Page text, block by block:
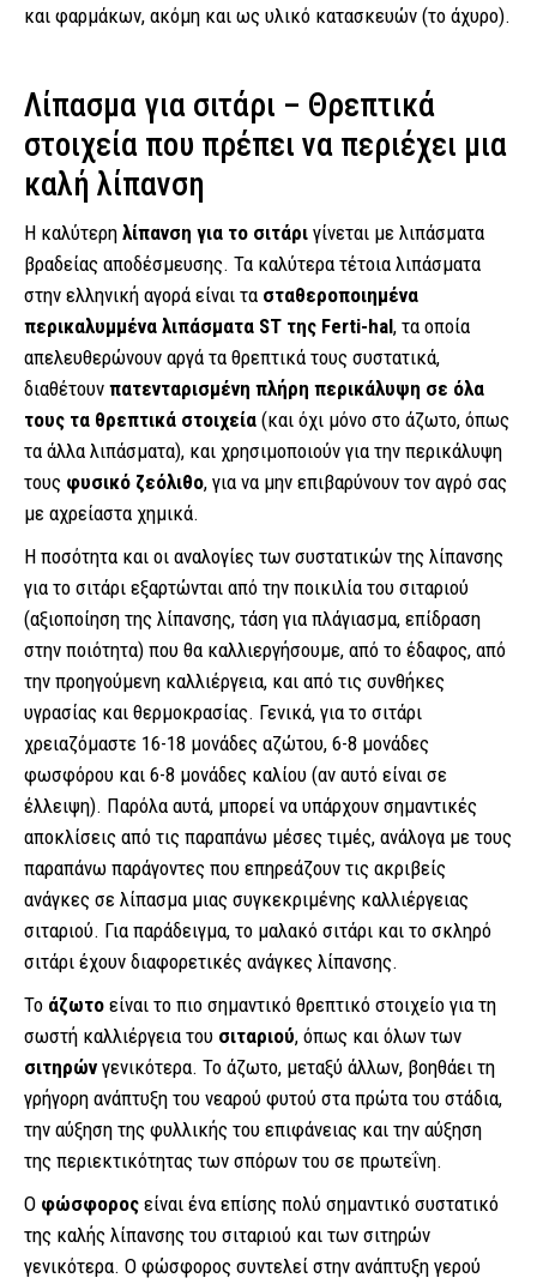
και φαρμάκων, ακόμη και ως υλικό κατασκευών (το άχυρο).
Λίπασμα για σιτάρι – Θρεπτικά
στοιχεία που πρέπει να περιέχει μια
καλή λίπανση
Η καλύτερη λίπανση για το σιτάρι γίνεται με λιπάσματα
βραδείας αποδέσμευσης. Τα καλύτερα τέτοια λιπάσματα
στην ελληνική αγορά είναι τα σταθεροποιημένα
περικαλυμμένα λιπάσματα ST της Ferti-hal, τα οποία
απελευθερώνουν αργά τα θρεπτικά τους συστατικά,
διαθέτουν πατενταρισμένη πλήρη περικάλυψη σε όλα
τους τα θρεπτικά στοιχεία (και όχι μόνο στο άζωτο, όπως
τα άλλα λιπάσματα), και χρησιμοποιούν για την περικάλυψη
τους φυσικό ζεόλιθο, για να μην επιβαρύνουν τον αγρό σας
με αχρείαστα χημικά.
Η ποσότητα και οι αναλογίες των συστατικών της λίπανσης
για το σιτάρι εξαρτώνται από την ποικιλία του σιταριού
(αξιοποίηση της λίπανσης, τάση για πλάγιασμα, επίδραση
στην ποιότητα) που θα καλλιεργήσουμε, από το έδαφος, από
την προηγούμενη καλλιέργεια, και από τις συνθήκες
υγρασίας και θερμοκρασίας. Γενικά, για το σιτάρι
χρειαζόμαστε 16-18 μονάδες αζώτου, 6-8 μονάδες
φωσφόρου και 6-8 μονάδες καλίου (αν αυτό είναι σε
έλλειψη). Παρόλα αυτά, μπορεί να υπάρχουν σημαντικές
αποκλίσεις από τις παραπάνω μέσες τιμές, ανάλογα με τους
παραπάνω παράγοντες που επηρεάζουν τις ακριβείς
ανάγκες σε λίπασμα μιας συγκεκριμένης καλλιέργειας
σιταριού. Για παράδειγμα, το μαλακό σιτάρι και το σκληρό
σιτάρι έχουν διαφορετικές ανάγκες λίπανσης.
Το άζωτο είναι το πιο σημαντικό θρεπτικό στοιχείο για τη
σωστή καλλιέργεια του σιταριού, όπως και όλων των
σιτηρών γενικότερα. Το άζωτο, μεταξύ άλλων, βοηθάει τη
γρήγορη ανάπτυξη του νεαρού φυτού στα πρώτα του στάδια,
την αύξηση της φυλλικής του επιφάνειας και την αύξηση
της περιεκτικότητας των σπόρων του σε πρωτεΐνη.
Ο φώσφορος είναι ένα επίσης πολύ σημαντικό συστατικό
της καλής λίπανσης του σιταριού και των σιτηρών
γενικότερα. Ο φώσφορος συντελεί στην ανάπτυξη γερού